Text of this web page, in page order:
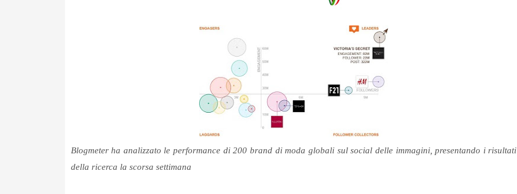
Blogmeter ha analizzato le performance di 200 brand di moda globali sul social delle immagini, presentando i risultati
della ricerca la scorsa settimana